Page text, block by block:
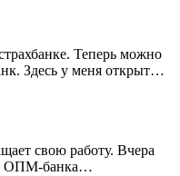
Теперь можно
Здесь у меня открыт…
свою работу. Вчера
ОПМ-банка…